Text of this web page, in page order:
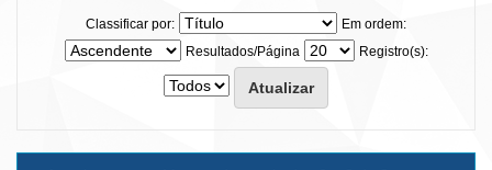
Classificar por:
Em ordem:
Resultados/Página
Registro(s):